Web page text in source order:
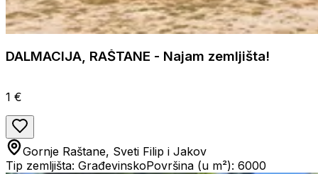
DALMACIJA, RAŠTANE - Najam zemljišta!
1 €
Gornje Raštane, Sveti Filip i Jakov
Tip zemljišta: GrađevinskoPovršina (u m²): 6000